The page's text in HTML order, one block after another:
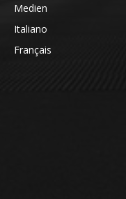
Medien
Italiano
Français